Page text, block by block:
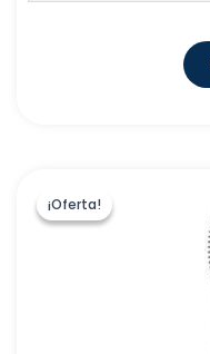
¡Oferta!
¡Oferta!